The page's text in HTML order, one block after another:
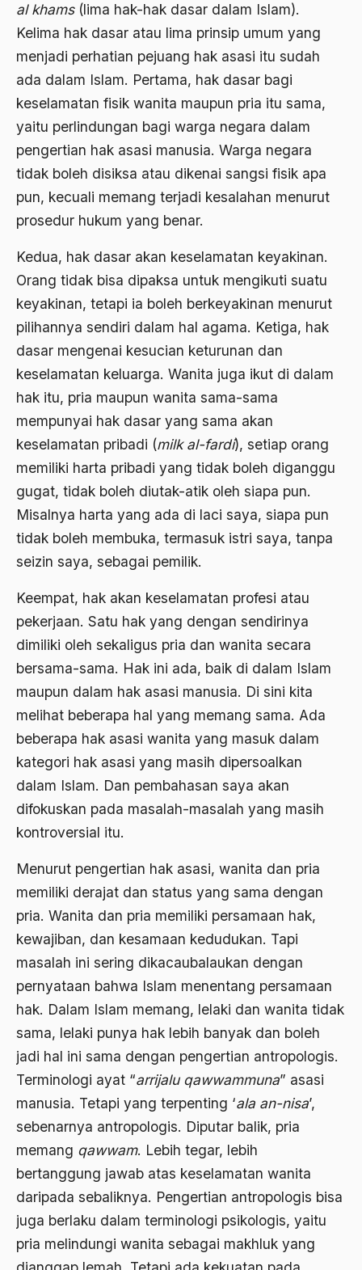
al khams(lima hak-hak dasar dalam Islam).
Kelima hak dasar atau lima prinsip umum yang
menjadi perhatian pejuang hak asasi itu sudah
ada dalam Islam. Pertama, hak dasar bagi
keselamatan fisik wanita maupun pria itu sama,
yaitu perlindungan bagi warga negara dalam
pengertian hak asasi manusia. Warga negara
tidak boleh disiksa atau dikenai sangsi fisik apa
pun, kecuali memang terjadi kesalahan menurut
prosedur hukum yang benar.
Kedua, hak dasar akan keselamatan keyakinan.
Orang tidak bisa dipaksa untuk mengikuti suatu
keyakinan, tetapi ia boleh berkeyakinan menurut
pilihannya sendiri dalam hal agama. Ketiga, hak
dasar mengenai kesucian keturunan dan
keselamatan keluarga. Wanita juga ikut di dalam
hak itu, pria maupun wanita sama-sama
mempunyai hak dasar yang sama akan
keselamatan pribadi (milk al-fardi), setiap orang
memiliki harta pribadi yang tidak boleh diganggu
gugat, tidak boleh diutak-atik oleh siapa pun.
Misalnya harta yang ada di laci saya, siapa pun
tidak boleh membuka, termasuk istri saya, tanpa
seizin saya, sebagai pemilik.
Keempat, hak akan keselamatan profesi atau
pekerjaan. Satu hak yang dengan sendirinya
dimiliki oleh sekaligus pria dan wanita secara
bersama-sama. Hak ini ada, baik di dalam Islam
maupun dalam hak asasi manusia. Di sini kita
melihat beberapa hal yang memang sama. Ada
beberapa hak asasi wanita yang masuk dalam
kategori hak asasi yang masih dipersoalkan
dalam Islam. Dan pembahasan saya akan
difokuskan pada masalah-masalah yang masih
kontroversial itu.
Menurut pengertian hak asasi, wanita dan pria
memiliki derajat dan status yang sama dengan
pria. Wanita dan pria memiliki persamaan hak,
kewajiban, dan kesamaan kedudukan. Tapi
masalah ini sering dikacaubalaukan dengan
pernyataan bahwa Islam menentang persamaan
hak. Dalam Islam memang, lelaki dan wanita tidak
sama, lelaki punya hak lebih banyak dan boleh
jadi hal ini sama dengan pengertian antropologis.
Terminologi ayat “arrijalu qawwammuna” asasi
manusia. Tetapi yang terpenting ‘ala an-nisa’,
sebenarnya antropologis. Diputar balik, pria
memang qawwam. Lebih tegar, lebih
bertanggung jawab atas keselamatan wanita
daripada sebaliknya. Pengertian antropologis bisa
juga berlaku dalam terminologi psikologis, yaitu
pria melindungi wanita sebagai makhluk yang
1982
1981
1980
1979
1977
1976
1974
1972
1971
Adu Pinalti
Advisors
Afganistan
Afiliasi Kultural
Afrika
agama
Agama & Negara
Agama Asli
Agama Asli Indonesia
Agama dan Negara
Agama dan negaraa
Agama dan Pemerintah
Agama dan Politik
Agama dan Praktis
Agama Demokrasi
agama elitis
Agama Hukum
Agama Inovasi
Agama Islam
Agama Terang
Agamawan
Agenda Nasional
Agum Gumelar
Agus Miftah
Ahli
ahli fikih
Ahli waris
ahlul sunnah wal jamaah
Ahlussunnah
Ahlussunnah Wal jamaah
Ahmad Benbella
Ahmad Daudy